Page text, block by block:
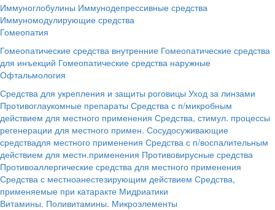
Иммуноглобулины Иммунодепрессивные средства
Иммуномодулирующие средства
Гомеопатия
Гомеопатические средства внутренние Гомеопатические средства
для инъекций Гомеопатические средства наружные
Офтальмология
Средства для укрепления и защиты роговицы Уход за линзами
Противоглаукомные препараты Средства с п/микробным
действием для местного применения Средства, стимул. процессы
регенерации для местного примен. Сосудосуживающие
средствадля местного применения Средства с п/воспалительным
действием для местн.применения Противовирусные средства
Противоаллергические средства для местного применения
Средства с местноанестезирующим действием Средства,
применяемые при катаракте Мидриатики
Витамины. Поливитамины. Микроэлементы